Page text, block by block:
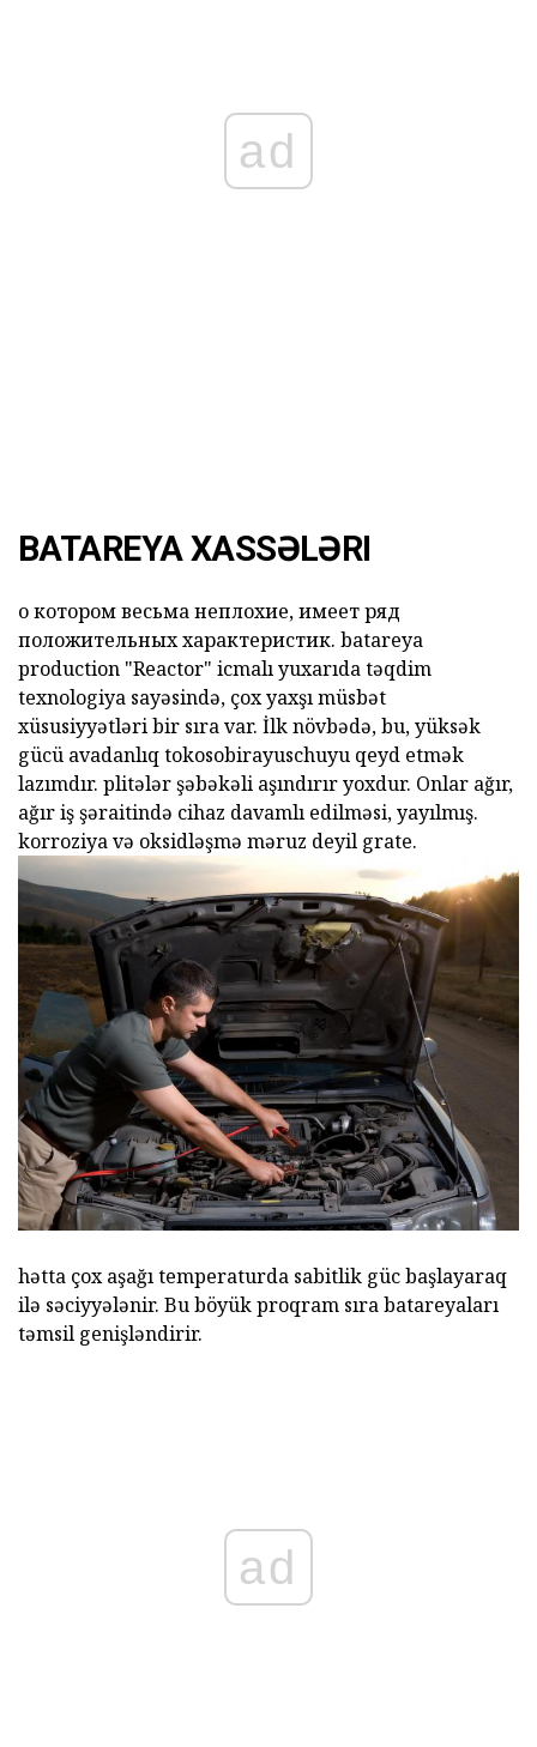
ad
BATAREYA XASSƏLƏRI
о котором весьма неплохие, имеет ряд
положительных характеристик. batareya
production "Reactor" icmalıyuxarıda təqdim
texnologiya sayəsində, çox yaxşı müsbət
xüsusiyyətləri bir sıra var. İlk növbədə, bu, yüksək
gücü avadanlıq tokosobirayuschuyu qeyd etmək
lazımdır. plitələr şəbəkəli aşındırır yoxdur. Onlar ağır,
ağır iş şəraitində cihaz davamlı edilməsi, yayılmış.
korroziya və oksidləşmə məruz deyil grate.
hətta çox aşağı temperaturda sabitlik güc başlayaraq
ilə səciyyələnir. Bu böyük proqram sıra batareyaları
təmsil genişləndirir.
ad